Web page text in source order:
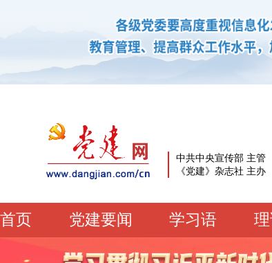
中共中央宣传部 主管
《党建》杂志社 主办
首页 党建要闻 学习语
学习语 党建网微平